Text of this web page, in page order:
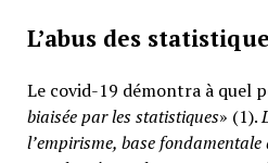
L’abus des
Le covid-19 démontra à quel
biaisée par les statistiques» (1).
l’empirisme, base fondamentale